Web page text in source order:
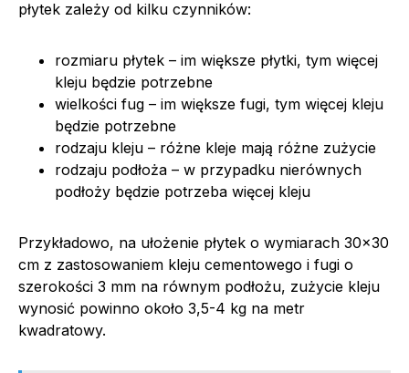
płytek zależy od kilku czynników:
rozmiaru płytek – im większe płytki, tym więcej
kleju będzie potrzebne
wielkości fug – im większe fugi, tym więcej kleju
będzie potrzebne
rodzaju kleju – różne kleje mają różne zużycie
rodzaju podłoża – w przypadku nierównych
podłoży będzie potrzeba więcej kleju
Przykładowo, na ułożenie płytek o wymiarach 30×30
cm z zastosowaniem kleju cementowego i fugi o
szerokości 3 mm na równym podłożu, zużycie kleju
wynosić powinno około 3,5-4 kg na metr
kwadratowy.